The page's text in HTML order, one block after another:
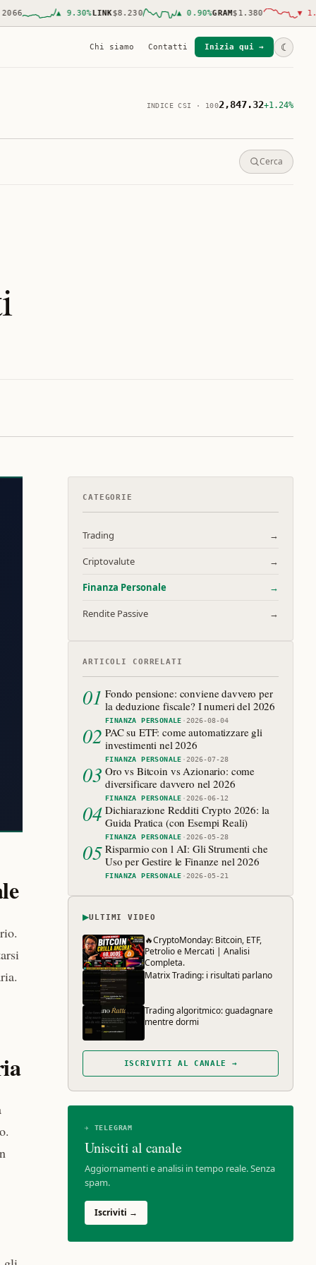
9.30% LINK$8.230 ▲ 0.90%GRAM$1.380 ▼ 1.00%
Chi siamo Contatti Inizia qui → ☾
INDICE CSI · 1002,847.32+1.24%
Cerca
CATEGORIE
Trading →
Criptovalute →
Finanza Personale →
Rendite Passive →
ARTICOLI CORRELATI
01 Fondo pensione: conviene davvero per
la deduzione fiscale? I numeri del 2026
FINANZA PERSONALE ·2026-08-04
02 PAC su ETF: come automatizzare gli
investimenti nel 2026
FINANZA PERSONALE ·2026-07-28
03 Oro vs Bitcoin vs Azionario: come
diversificare davvero nel 2026
FINANZA PERSONALE ·2026-06-12
04 Dichiarazione Redditi Crypto 2026: la
Guida Pratica (con Esempi Reali)
FINANZA PERSONALE ·2026-05-28
05 Risparmio con l AI: Gli Strumenti che
Uso per Gestire le Finanze nel 2026
FINANZA PERSONALE ·2026-05-21
▶ULTIMI VIDEO
🔥CryptoMonday: Bitcoin, ETF,
Petrolio e Mercati | Analisi
Completa.
Matrix Trading: i risultati parlano
Trading algoritmico: guadagnare
mentre dormi
ISCRIVITI AL CANALE →
✈ TELEGRAM
Unisciti al canale
Aggiornamenti e analisi in tempo reale. Senza
spam.
Iscriviti →